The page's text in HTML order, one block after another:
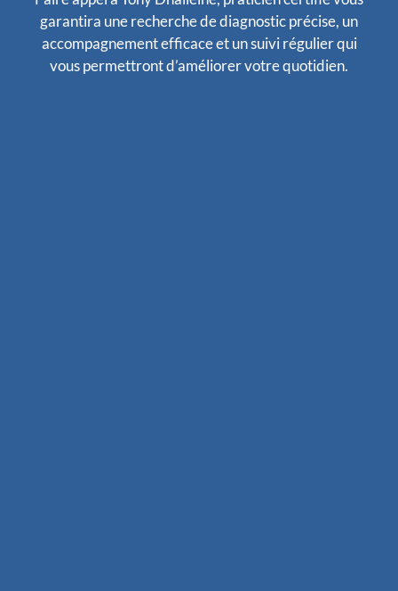
garantira une recherche de diagnostic précise, un
accompagnement efficace et un suivi régulier qui
vous permettront d’améliorer votre quotidien.